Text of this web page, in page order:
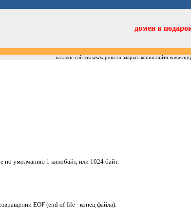
домен в
каталог сайтов www.poiu.ru закрыт. копия сайта
по умолчанию 1 килобайт, или 1024 байт.
EOF (end of file - конец файла).